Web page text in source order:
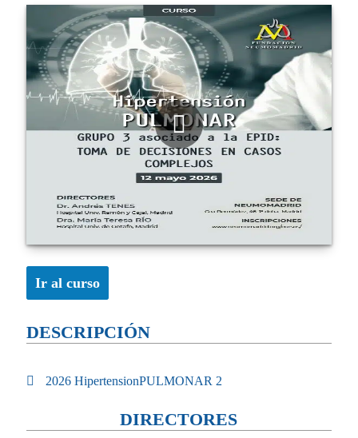
DESCRIPCIÓN
2026 HipertensionPULMONAR 2
DIRECTORES
Ir al curso